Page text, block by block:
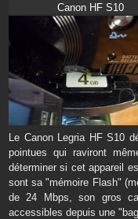
Canon HF S10
Le Canon Legria HF S10
pointues qui raviront
déterminer si cet appareil
sont sa "mémoire Flash"
de 24 Mbps, son gros
accessibles depuis une